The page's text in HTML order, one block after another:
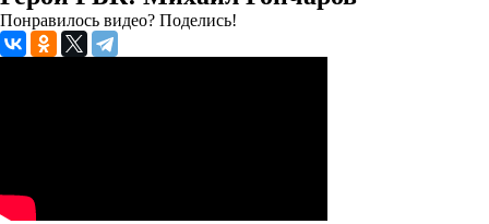
Понравилось видео? Поделись!